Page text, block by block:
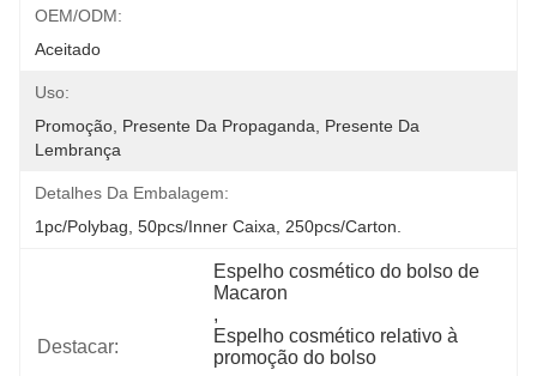
OEM/ODM:
Aceitado
Uso:
Promoção, Presente Da Propaganda, Presente Da
Lembrança
Detalhes Da Embalagem:
1pc/polybag, 50pcs/inner Caixa, 250pcs/carton.
Destacar:
Espelho cosmético do bolso de
Macaron
,
Espelho cosmético relativo à
promoção do bolso